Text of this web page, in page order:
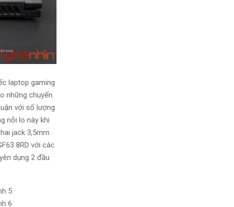
laptop gaming
những chuyến
với số lượng
nỗi lo này khi
jack 3,5mm.
8RD với các
dụng 2 đầu